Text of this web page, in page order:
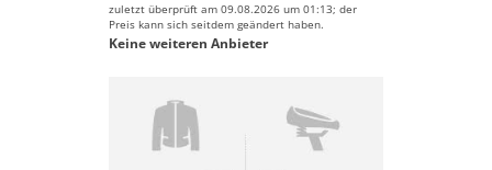
zuletzt überprüft am 09.08.2026 um 01:13; der
Preis kann sich seitdem geändert haben.
Keine weiteren Anbieter